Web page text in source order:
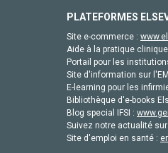
PLATEFORMES
Site e-commerce :
Aide à la pratique
Portail pour les
Site d'information sur
E-learning pour les
Bibliothèque d'e-books
Blog special IFSI :
Suivez notre actualité
Site d'emploi en santé :